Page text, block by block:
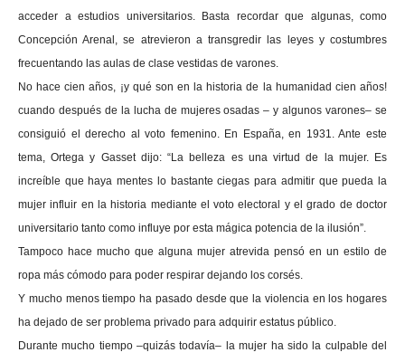
acceder a estudios universitarios. Basta recordar que algunas, como
Concepción Arenal, se atrevieron a transgredir las leyes y costumbres
frecuentando las aulas de clase vestidas de varones.
No hace cien años, ¡y qué son en la historia de la humanidad cien años!
cuando después de la lucha de mujeres osadas – y algunos varones– se
consiguió el derecho al voto femenino. En España, en 1931. Ante este
tema, Ortega y Gasset dijo: “La belleza es una virtud de la mujer. Es
increíble que haya mentes lo bastante ciegas para admitir que pueda la
mujer influir en la historia mediante el voto electoral y el grado de doctor
universitario tanto como influye por esta mágica potencia de la ilusión”.
Tampoco hace mucho que alguna mujer atrevida pensó en un estilo de
ropa más cómodo para poder respirar dejando los corsés.
Y mucho menos tiempo ha pasado desde que la violencia en los hogares
ha dejado de ser problema privado para adquirir estatus público.
Durante mucho tiempo –quizás todavía– la mujer ha sido la culpable del